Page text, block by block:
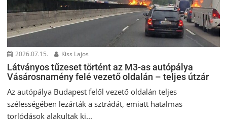
2026.07.15. Kiss Lajos
Látványos tűzeset történt az M3-as autópálya
Vásárosnamény felé vezető oldalán – teljes útzár
Az autópálya Budapest felől vezető oldalán teljes
szélességében lezárták a sztrádát, emiatt hatalmas
torlódások alakultak ki...